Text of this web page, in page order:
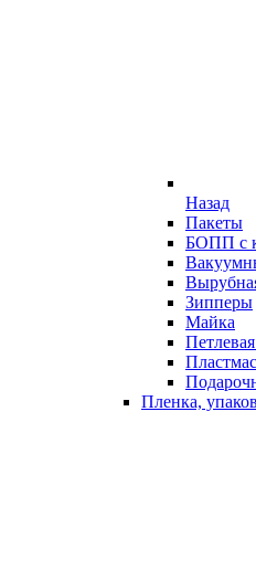
Назад
Пакеты
БОПП с
Зипперы
Майка
Пленка,